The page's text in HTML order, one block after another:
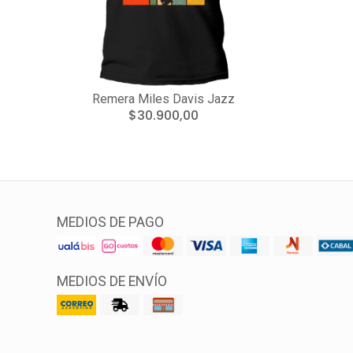
Remera Miles Davis Jazz
$30.900,00
MEDIOS DE PAGO
MEDIOS DE ENVÍO